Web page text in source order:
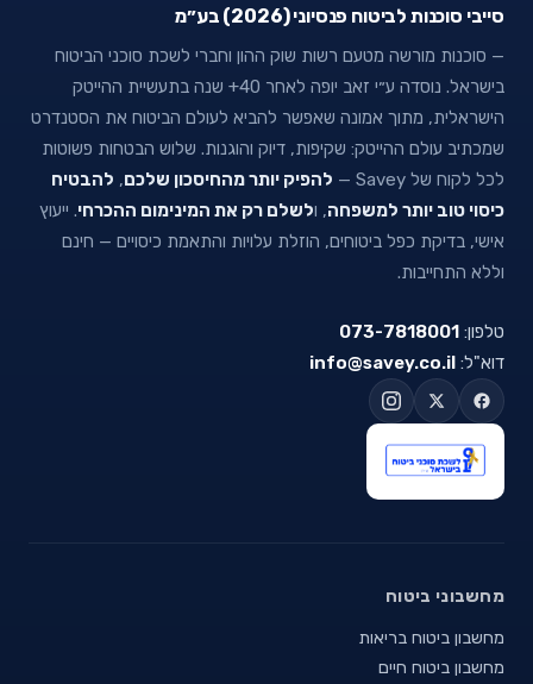
סייבי סוכנות לביטוח פנסיוני (2026) בע״מ
— סוכנות מורשה מטעם רשות שוק ההון וחברי לשכת סוכני הביטוח
בישראל. נוסדה ע״י זאב יופה לאחר 40+ שנה בתעשיית ההייטק
הישראלית, מתוך אמונה שאפשר להביא לעולם הביטוח את הסטנדרט
שמכתיב עולם ההייטק: שקיפות, דיוק והוגנות. שלוש הבטחות פשוטות
לכל לקוח של Savey —
להפיק יותר מהחיסכון שלכם, להבטיח
כיסוי טוב יותר למשפחה, ולשלם רק את המינימום ההכרחי. ייעוץ
אישי, בדיקת כפל ביטוחים, הוזלת עלויות והתאמת כיסויים — חינם
וללא התחייבות.
טלפון: 073-7818001
דוא"ל: info@savey.co.il
מחשבוני ביטוח
מחשבון ביטוח בריאות
מחשבון ביטוח חיים